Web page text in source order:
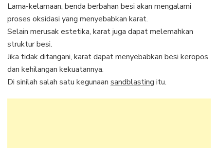
Lama-kelamaan, benda berbahan besi akan mengalami
proses oksidasi yang menyebabkan karat.
Selain merusak estetika, karat juga dapat melemahkan
struktur besi.
Jika tidak ditangani, karat dapat menyebabkan besi keropos
dan kehilangan kekuatannya.
Di sinilah salah satu kegunaan sandblasting itu.